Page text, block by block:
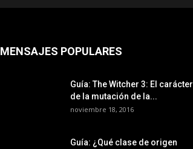
MENSAJES POPULARES
Guía: The Witcher 3: El carácter
de la mutación de la...
noviembre 18, 2016
Guía: ¿Qué clase de origen